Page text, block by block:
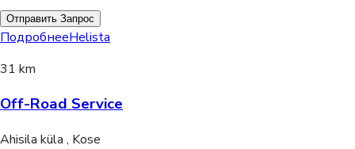
Отправить Запрос
ПодробнееHelista
31 km
Off-Road Service
Ahisila küla , Kose